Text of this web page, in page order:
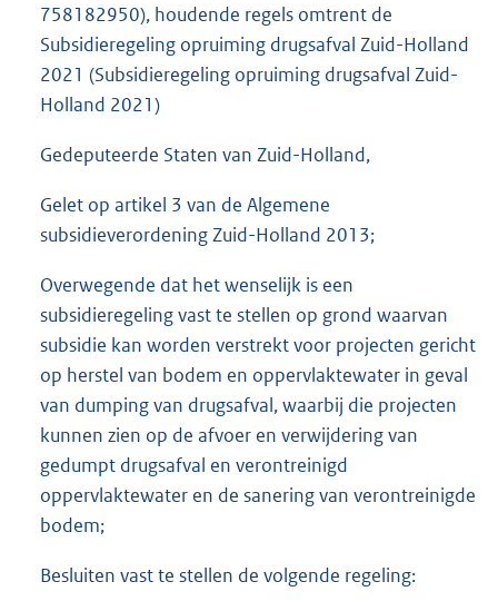
758182950), houdende regels omtrent de
Subsidieregeling opruiming drugsafval Zuid-Holland
2021 (Subsidieregeling opruiming drugsafval Zuid-
Holland 2021)
Gedeputeerde Staten van Zuid-Holland,
Gelet op artikel 3 van de Algemene
subsidieverordening Zuid-Holland 2013;
Overwegende dat het wenselijk is een
subsidieregeling vast te stellen op grond waarvan
subsidie kan worden verstrekt voor projecten gericht
op herstel van bodem en oppervlaktewater in geval
van dumping van drugsafval, waarbij die projecten
kunnen zien op de afvoer en verwijdering van
gedumpt drugsafval en verontreinigd
oppervlaktewater en de sanering van verontreinigde
bodem;
Besluiten vast te stellen de volgende regeling: